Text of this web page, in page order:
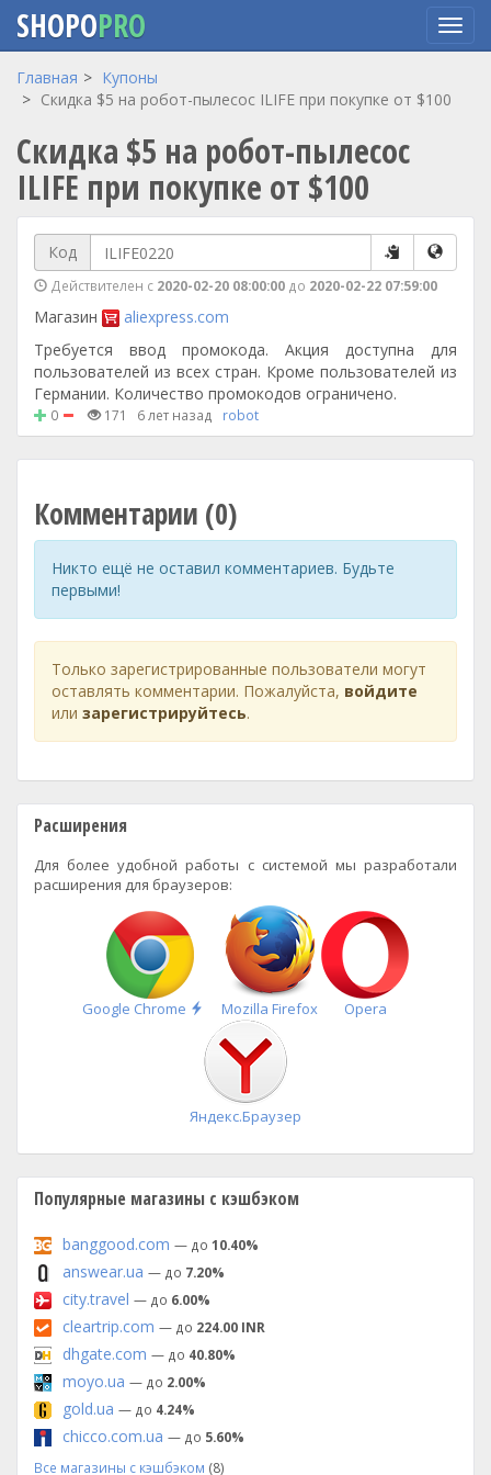
Перейти
содержанию
SHOPOPRO
Главная
Купоны
Скидка $5 на робот-пылесос ILIFE при покупке от $100
Скидка $5 на робот-пылесос
ILIFE при покупке от $100
Код
Действителен с 2020-02-20 08:00:00 до 2020-02-22 07:59:00
Магазин
aliexpress.com
Требуется ввод промокода. Акция доступна для
пользователей из всех стран. Кроме пользователей из
Германии. Количество промокодов ограничено.
0 171 6 лет назад robot
Комментарии (0)
Никто ещё не оставил комментариев. Будьте
первыми!
Только зарегистрированные пользователи могут
оставлять комментарии. Пожалуйста, войдите
или зарегистрируйтесь.
Расширения
Для более удобной работы с системой мы разработали
расширения для браузеров:
Google Chrome
Быстрая
установка
Mozilla Firefox Opera
Яндекс.Браузер
Популярные магазины с кэшбэком
banggood.com — до 10.40%
answear.ua — до 7.20%
city.travel — до 6.00%
cleartrip.com — до 224.00 INR
dhgate.com — до 40.80%
moyo.ua — до 2.00%
gold.ua — до 4.24%
chicco.com.ua — до 5.60%
Все магазины с кэшбэком (8)